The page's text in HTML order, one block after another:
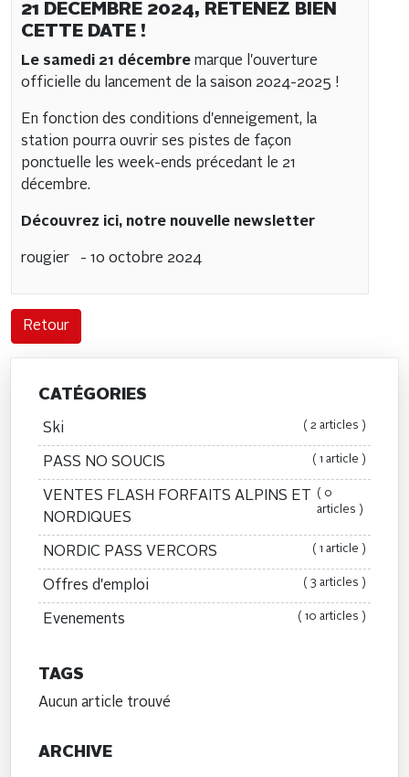
21 DECEMBRE 2024, RETENEZ BIEN
CETTE DATE !
Le samedi 21 décembre marque l'ouverture
officielle du lancement de la saison 2024-2025 !
En fonction des conditions d'enneigement, la
station pourra ouvrir ses pistes de façon
ponctuelle les week-ends précedant le 21
décembre.
Découvrez ici, notre nouvelle newsletter
rougier - 10 octobre 2024
Retour
CATÉGORIES
Ski ( 2 articles )
PASS NO SOUCIS ( 1 article )
VENTES FLASH FORFAITS ALPINS ET
NORDIQUES
( 0
articles )
NORDIC PASS VERCORS ( 1 article )
Offres d'emploi ( 3 articles )
Evenements ( 10 articles )
TAGS
Aucun article trouvé
ARCHIVE